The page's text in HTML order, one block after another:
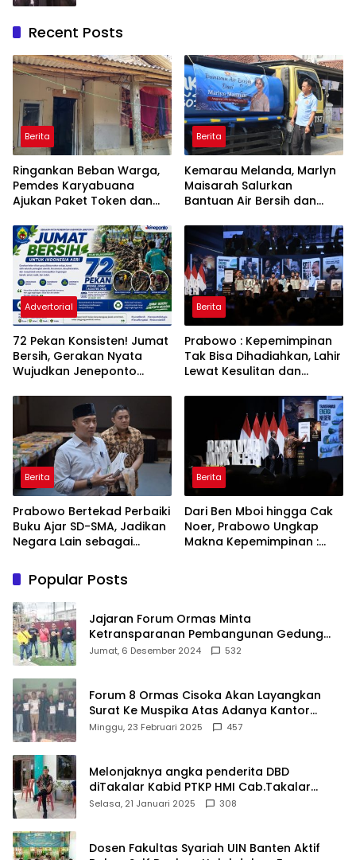
Recent Posts
Berita
Ringankan Beban Warga,
Pemdes Karyabuana
Ajukan Paket Token dan
PLN
Berita
Kemarau Melanda, Marlyn
Maisarah Salurkan
Bantuan Air Bersih dan
Babakan Madang
Advertorial
72 Pekan Konsisten! Jumat
Bersih, Gerakan Nyata
Wujudkan Jeneponto
ASRI
Berita
Prabowo : Kepemimpinan
Tak Bisa Dihadiahkan, Lahir
Lewat Kesulitan dan
Berita
Prabowo Bertekad Perbaiki
Buku Ajar SD-SMA, Jadikan
Negara Lain sebagai
Berita
Dari Ben Mboi hingga Cak
Noer, Prabowo Ungkap
Makna Kepemimpinan :
Popular Posts
Jajaran Forum Ormas Minta
Ketransparanan Pembangunan Gedung
Damkar Di Kecamatan Cisoka
Jumat, 6 Desember 2024 532
Forum 8 Ormas Cisoka Akan Layangkan
Surat Ke Muspika Atas Adanya Kantor
Matel di Cisoka
Minggu, 23 Februari 2025 457
Melonjaknya angka penderita DBD
diTakalar Kabid PTKP HMI Cab.Takalar
angkat bicara
Selasa, 21 Januari 2025 308
Dosen Fakultas Syariah UIN Banten Aktif